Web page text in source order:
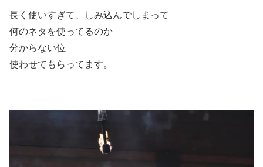
長く使いすぎて、しみ込んでしまって
何のネタを使ってるのか
分からない位
使わせてもらってます。